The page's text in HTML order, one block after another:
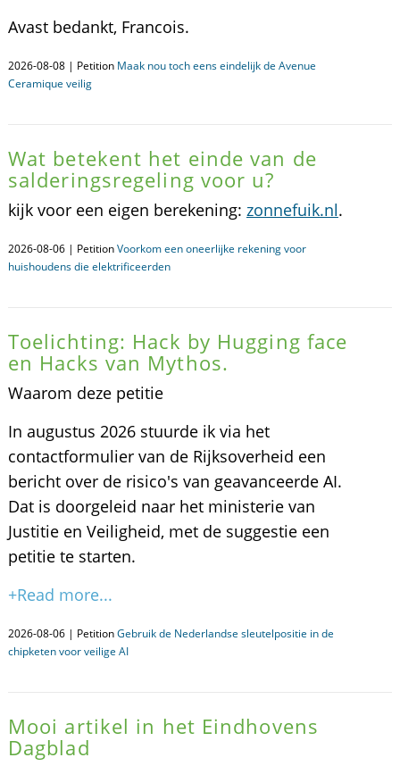
Avast bedankt, Francois.
2026-08-08 | Petition Maak nou toch eens eindelijk de Avenue
Ceramique veilig
Wat betekent het einde van de
salderingsregeling voor u?
kijk voor een eigen berekening: zonnefuik.nl.
2026-08-06 | PetitionVoorkom een oneerlijke rekening voor
huishoudens die elektrificeerden
Toelichting: Hack by Hugging face
en Hacks van Mythos.
Waarom deze petitie
In augustus 2026 stuurde ik via het
contactformulier van de Rijksoverheid een
bericht over de risico's van geavanceerde AI.
Dat is doorgeleid naar het ministerie van
Justitie en Veiligheid, met de suggestie een
petitie te starten.
+Read more...
2026-08-06 | PetitionGebruik de Nederlandse sleutelpositie in de
chipketen voor veilige AI
Mooi artikel in het Eindhovens
Dagblad